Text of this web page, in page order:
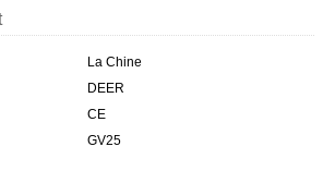
La Chine
DEER
CE
GV25